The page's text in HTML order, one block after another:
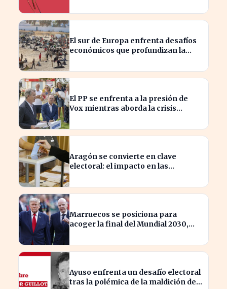
El sur de Europa enfrenta desafíos
económicos que profundizan la
El PP se enfrenta a la presión de
Vox mientras aborda la crisis
Aragón se convierte en clave
electoral: el impacto en las
Marruecos se posiciona para
acoger la final del Mundial 2030,
Ayuso enfrenta un desafío electoral
tras la polémica de la maldición de